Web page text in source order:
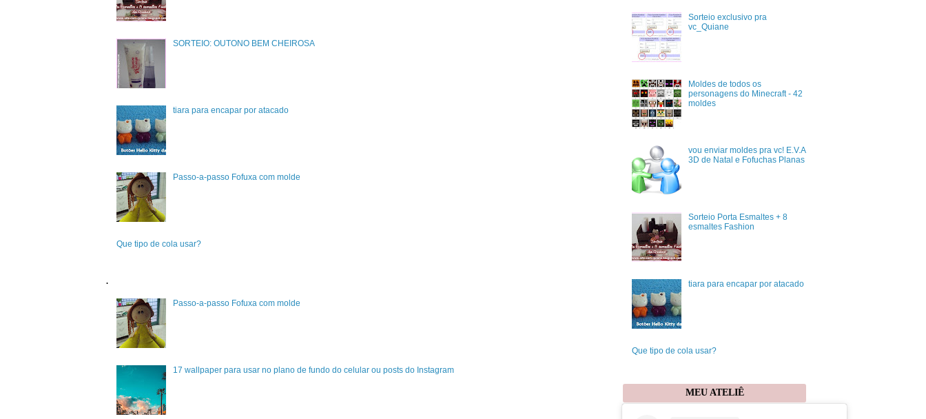
SORTEIO: OUTONO BEM CHEIROSA
tiara para encapar por atacado
Passo-a-passo Fofuxa com molde
Que tipo de cola usar?
.
Passo-a-passo Fofuxa com molde
17 wallpaper para usar no plano de fundo do celular ou posts do Instagram
Sorteio exclusivo pra
vc_Quiane
Moldes de todos os
personagens do Minecraft - 42
moldes
vou enviar moldes pra vc! E.V.A
3D de Natal e Fofuchas Planas
Sorteio Porta Esmaltes + 8
esmaltes Fashion
tiara para encapar por atacado
Que tipo de cola usar?
MEU ATELIÊ